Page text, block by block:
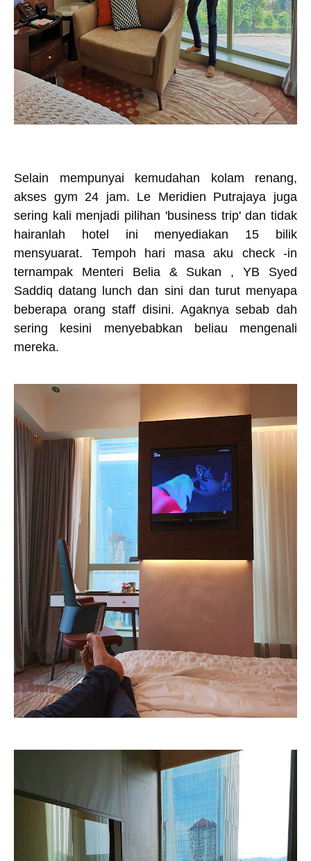
Selain mempunyai kemudahan kolam renang,
akses gym 24 jam. Le Meridien Putrajaya juga
sering kali menjadi pilihan 'business trip' dan tidak
hairanlah hotel ini menyediakan 15 bilik
mensyuarat. Tempoh hari masa aku check -in
ternampak Menteri Belia & Sukan , YB Syed
Saddiq datang lunch dan sini dan turut menyapa
beberapa orang staff disini. Agaknya sebab dah
sering kesini menyebabkan beliau mengenali
mereka.